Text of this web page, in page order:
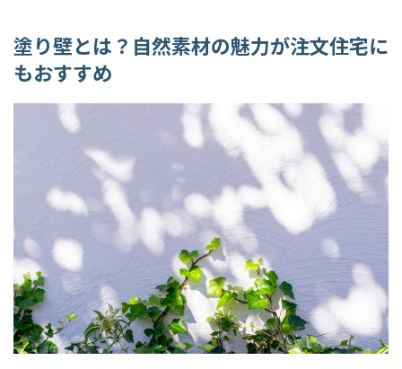
塗り壁とは？自然素材の魅力が注文住宅に
もおすすめ